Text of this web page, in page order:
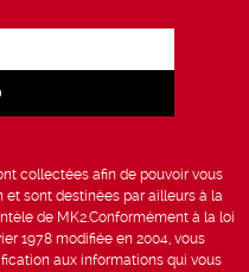
collectées afin de pouvoir vous
sont destinées par ailleurs à la
de MK2.Conformément à la loi
1978 modifiée en 2004, vous
aux informations qui vous